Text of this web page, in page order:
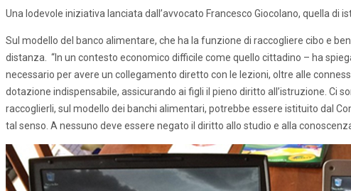
Una lodevole iniziativa lanciata dall’avvocato Francesco Giocolano, quella
Sul modello del banco alimentare, che ha la funzione di raccogliere cibo e
distanza. “In un contesto economico difficile come quello cittadino – ha
necessario per avere un collegamento diretto con le lezioni, oltre alle
dotazione indispensabile, assicurando ai figli il pieno diritto all’istruzione. Ci
raccoglierli, sul modello dei banchi alimentari, potrebbe essere istituito dal
tal senso. A nessuno deve essere negato il diritto allo studio e alla